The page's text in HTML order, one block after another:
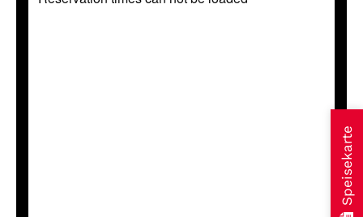
Speisekarte